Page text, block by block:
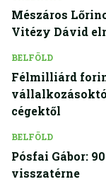
Mészáros
Vitézy Dávid
BELFÖLD
Félmilliárd
cégektől
BELFÖLD
Pósfai Gábor:
visszatérne